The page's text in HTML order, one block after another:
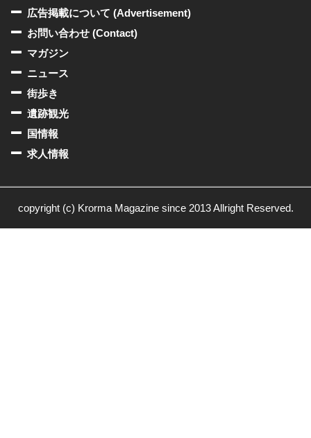
広告掲載について (Advertisement)
お問い合わせ (Contact)
マガジン
ニュース
街歩き
遺跡観光
国情報
求人情報
copyright (c) Krorma Magazine since 2013 Allright Reserved.